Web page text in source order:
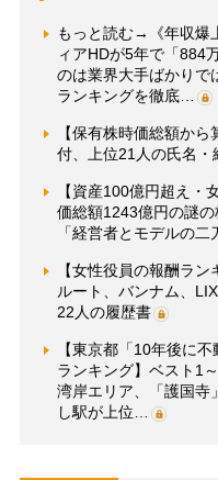
もっと読む→《年収爆
ィアHDが5年で「884
のは業界大手ばかりで
ランキングを徹底…
【保有株時価総額か
付、上位21人の氏名・
【資産100億円超え・
価総額1243億円の謎の
「経営者とモデルの
【女性役員の報酬ラ
ルート、バンナム、
22人の履歴書
【東京都「10年後に
ランキング】ベスト1
湾岸エリア、「護国寺
し駅が上位…